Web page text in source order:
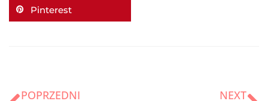
Pinterest
POPRZEDNI NEXT